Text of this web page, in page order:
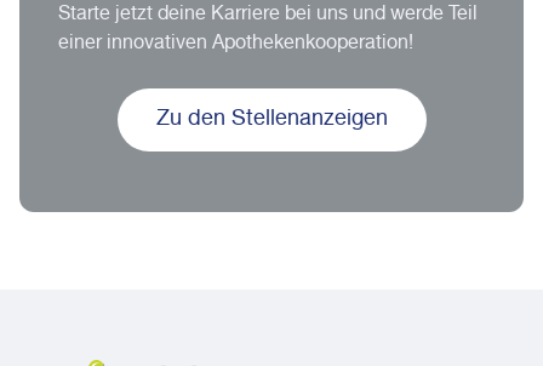
Starte jetzt deine Karriere bei uns und werde Teil
einer innovativen Apothekenkooperation!
Zu den Stellenanzeigen